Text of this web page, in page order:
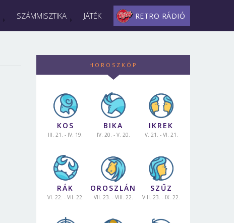
SZÁMMISZTIKA JÁTÉK RETRO RÁDIÓ
HOROSZKÓP
KOS
III. 21. - IV. 19.
BIKA
IV. 20. - V. 20.
IKREK
V. 21. - VI. 21.
RÁK
VI. 22. - VII. 22.
OROSZLÁN
VII. 23. - VIII. 22.
SZŰZ
VIII. 23. - IX. 22.